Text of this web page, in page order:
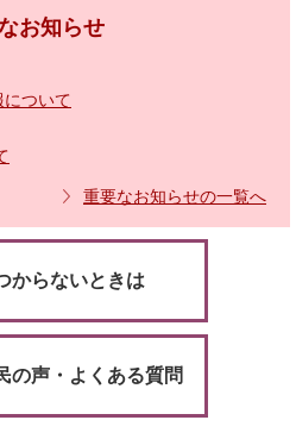
お知らせ
ついて
重要なお知らせの一覧へ
からないときは
の声・よくある質問